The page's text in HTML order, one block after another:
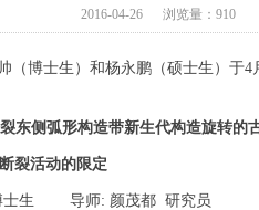
2016-04-26 浏览量：910
（博士生）和杨永鹏（硕士生）于4
裂东侧弧形构造带新生代构造旋转的
裂活动的限定
士生 导师: 颜茂都 研究员